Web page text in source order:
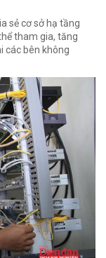
sẻ cơ sở hạ tầng
tham gia, tăng
các bên không